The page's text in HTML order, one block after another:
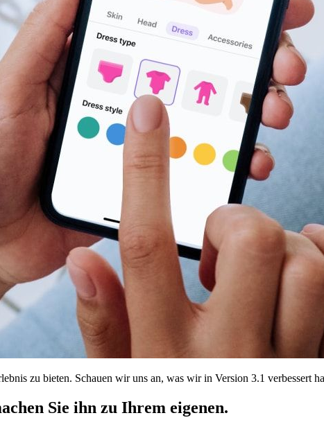
zu bieten. Schauen wir uns an, was wir in Version 3.1 verbessert
Sie ihn zu Ihrem eigenen.